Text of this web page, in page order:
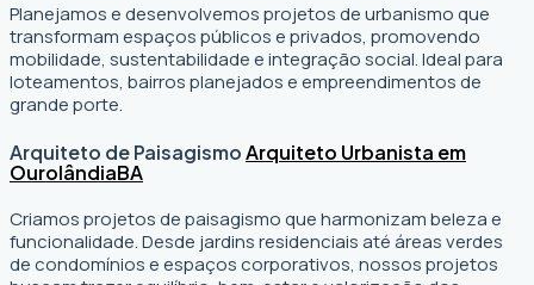
Planejamos e desenvolvemos projetos de urbanismo que
transformam espaços públicos e privados, promovendo
mobilidade, sustentabilidade e integração social. Ideal para
loteamentos, bairros planejados e empreendimentos de
grande porte.
Arquiteto de PaisagismoArquiteto Urbanista em
OurolândiaBA
Criamos projetos de paisagismo que harmonizam beleza e
funcionalidade. Desde jardins residenciais até áreas verdes
de condomínios e espaços corporativos, nossos projetos